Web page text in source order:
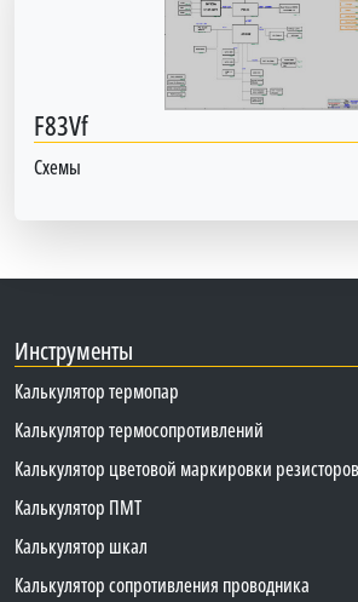
F83Vf
Схемы
Инструменты
Калькулятор термопар
Калькулятор термосопротивлений
Калькулятор цветовой маркировки резисторов
Калькулятор ПМТ
Калькулятор шкал
Калькулятор сопротивления проводника